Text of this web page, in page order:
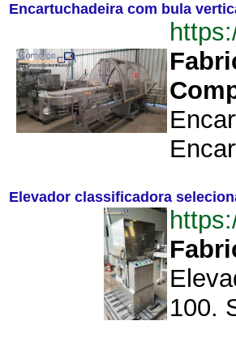
Encartuchadeira com bula
Elevador classificadora
100.